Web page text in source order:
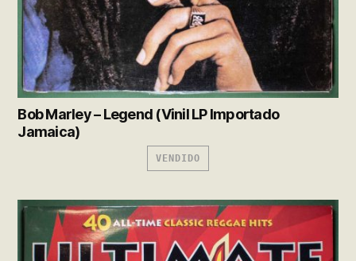
Bob Marley – Legend (Vinil LP Importado
Jamaica)
VENDIDO